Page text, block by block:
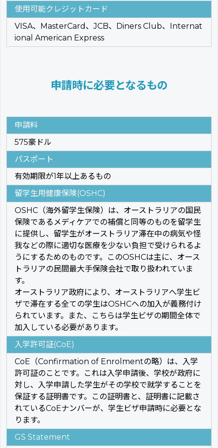
使用可能クレジットカード
VISA、MasterCard、JCB、Diners Club、Internat
ional American Express
申請時に必要となるもの
申請料
575豪ドル
パスポート
有効期限が1年以上あるもの
留学生用健康保険(OSHC)
OSHC（海外留学生保険）は、オーストラリアの国民
保険であるメディケアでの補償と同等のものを留学生
に提供し、留学生がオーストラリア滞在中の病気や怪
我などの際に適切な医療を少ない負担で受けられるよ
うにするためのものです。このOSHCは主に、オース
トラリアの民間最大手保険会社で取り扱われていま
す。
オーストラリア政府により、オーストラリアへ学生ビ
ザで滞在する全ての学生はOSHCへの加入が義務付け
られています。また、こちらは学生ビザの期間全体で
加入している必要があります。
入学許可証(CoE)
CoE（Confirmation of Enrolmentの略）は、入学
許可証のことです。これは入学申請後、学校が政府に
対し、入学申請した学生がその学校で就学することを
保証する証明書です。この証明書と、証明書に記載さ
れているCoEナンバーが、学生ビザ申請時に必要とな
ります。
GS Statement